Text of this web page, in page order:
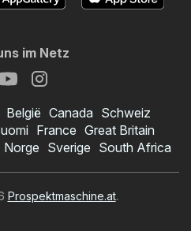
im Netz
België Canada Schweiz
France Great Britain
Norge Sverige South Africa
Prospektmaschine.at.